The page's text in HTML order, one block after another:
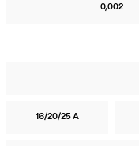
0,002
16/20/25 A